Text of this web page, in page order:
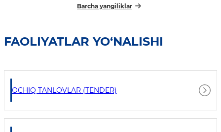
Barcha yangiliklar
FAOLIYATLAR YO‘NALISHI
OCHIQ TANLOVLAR (TENDER)